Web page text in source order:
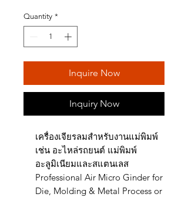
Quantity *
Inquire Now
Inquiry Now
เครื่องเจียรลมสำหรับงานแม่พิมพ์
เช่น อะไหล่รถยนต์ แม่พิมพ์
อะลูมิเนียมและสแตนเลส
Professional Air Micro Ginder for
Die, Molding & Metal Process or